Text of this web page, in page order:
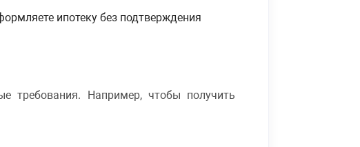
ипотеку без подтверждения
требования. Например, чтобы получить